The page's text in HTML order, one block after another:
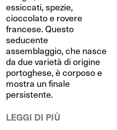
essiccati, spezie,
cioccolato e rovere
francese. Questo
seducente
assemblaggio, che nasce
da due varietà di origine
portoghese, è corposo e
mostra un finale
persistente.
LEGGI DI PIÙ